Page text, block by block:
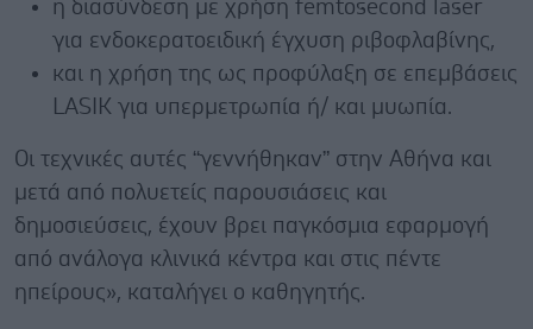
η διασύνδεση με χρήση femtosecond laser
για ενδοκερατοειδική έγχυση ριβοφλαβίνης,
και η χρήση της ως προφύλαξη σε επεμβάσεις
LASIK για υπερμετρωπία ή/ και μυωπία.
Οι τεχνικές αυτές “γεννήθηκαν” στην Αθήνα και
μετά από πολυετείς παρουσιάσεις και
δημοσιεύσεις, έχουν βρει παγκόσμια εφαρμογή
από ανάλογα κλινικά κέντρα και στις πέντε
ηπείρους», καταλήγει ο καθηγητής.